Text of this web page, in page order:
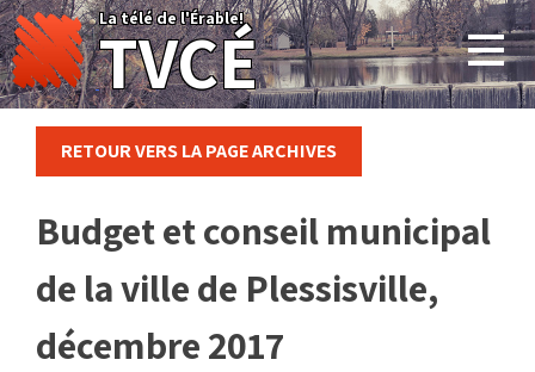
Skip
to
content
La télé de l'Érable!
TVCÉ
RETOUR VERS LA PAGE ARCHIVES
Budget et conseil municipal
de la ville de Plessisville,
décembre 2017